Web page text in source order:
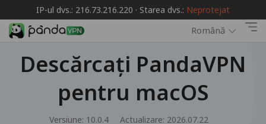
IP-ul dvs.: 216.73.216.220 · Starea dvs.: Neprotejat
Română
Descărcați PandaVPN
pentru macOS
Versiune: 10.0.4
Actualizare: 2026.07.22